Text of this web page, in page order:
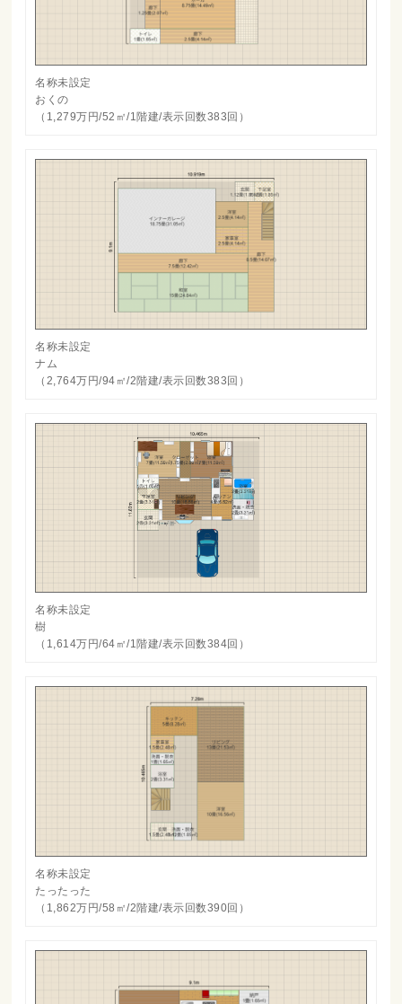
名称未設定
おくの
（1,279万円/52㎡/1階建/表示回数383回）
名称未設定
ナム
（2,764万円/94㎡/2階建/表示回数383回）
名称未設定
樹
（1,614万円/64㎡/1階建/表示回数384回）
名称未設定
たったった
（1,862万円/58㎡/2階建/表示回数390回）